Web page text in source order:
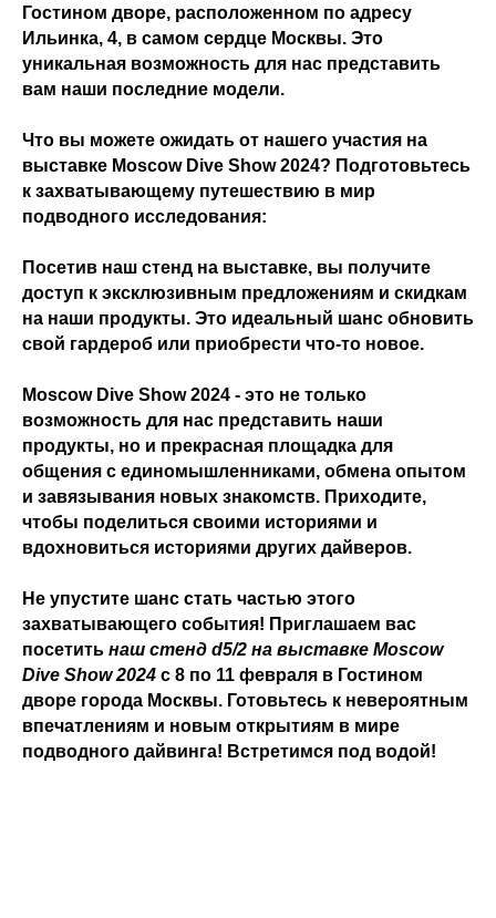
Гостином дворе, расположенном по адресу
Ильинка, 4, в самом сердце Москвы. Это
уникальная возможность для нас представить
вам наши последние модели.
Что вы можете ожидать от нашего участия на
выставке Moscow Dive Show 2024? Подготовьтесь
к захватывающему путешествию в мир
подводного исследования:
Посетив наш стенд на выставке, вы получите
доступ к эксклюзивным предложениям и скидкам
на наши продукты. Это идеальный шанс обновить
свой гардероб или приобрести что-то новое.
Moscow Dive Show 2024 - это не только
возможность для нас представить наши
продукты, но и прекрасная площадка для
общения с единомышленниками, обмена опытом
и завязывания новых знакомств. Приходите,
чтобы поделиться своими историями и
вдохновиться историями других дайверов.
Не упустите шанс стать частью этого
захватывающего события! Приглашаем вас
посетить наш стенд d5/2 на выставке Moscow
Dive Show 2024 с 8 по 11 февраля в Гостином
дворе города Москвы. Готовьтесь к невероятным
впечатлениям и новым открытиям в мире
подводного дайвинга! Встретимся под водой!